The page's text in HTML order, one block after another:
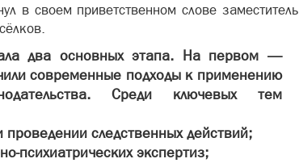
в своем приветственном слове заместитель
два основных этапа. На первом —
современные подходы к применению
Среди ключевых тем
следственных действий;
психиатрических экспертиз;